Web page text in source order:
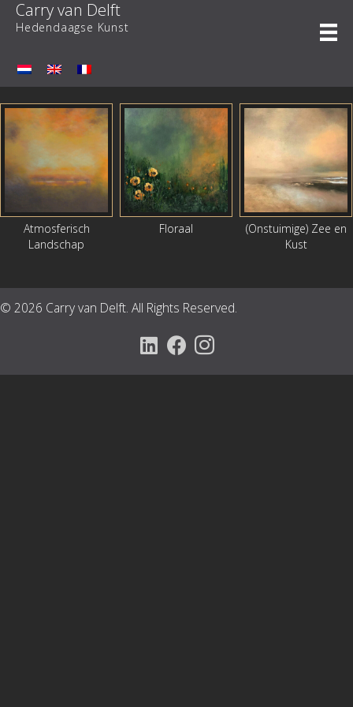
naar
inhoud
Carry van Delft
Hedendaagse Kunst
Atmosferisch
Landschap
Floraal
(Onstuimige) Zee en
Kust
© 2026 Carry van Delft. All Rights Reserved.